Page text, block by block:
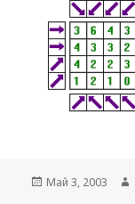
Опубликовано
Май 3, 2003